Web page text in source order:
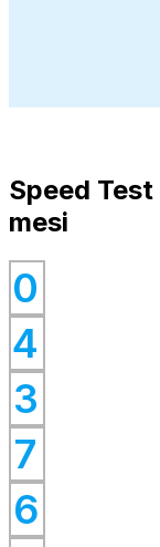
Speed
mesi
0
0
4
0
3
0
7
0
6
0